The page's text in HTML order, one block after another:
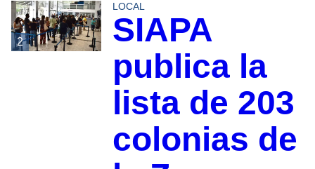
2
LOCAL
SIAPA
publica la
lista de 203
colonias de